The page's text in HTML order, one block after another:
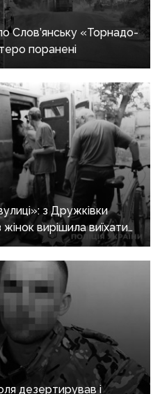
Слов’янську «Торнадо-
поранені
з Дружківки
вирішила виїхати
дезертирував і